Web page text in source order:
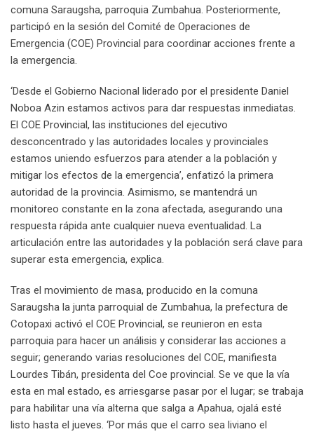
comuna Saraugsha, parroquia Zumbahua. Posteriormente,
participó en la sesión del Comité de Operaciones de
Emergencia (COE) Provincial para coordinar acciones frente a
la emergencia.
‘Desde el Gobierno Nacional liderado por el presidente Daniel
Noboa Azin estamos activos para dar respuestas inmediatas.
El COE Provincial, las instituciones del ejecutivo
desconcentrado y las autoridades locales y provinciales
estamos uniendo esfuerzos para atender a la población y
mitigar los efectos de la emergencia’, enfatizó la primera
autoridad de la provincia. Asimismo, se mantendrá un
monitoreo constante en la zona afectada, asegurando una
respuesta rápida ante cualquier nueva eventualidad. La
articulación entre las autoridades y la población será clave para
superar esta emergencia, explica.
Tras el movimiento de masa, producido en la comuna
Saraugsha la junta parroquial de Zumbahua, la prefectura de
Cotopaxi activó el COE Provincial, se reunieron en esta
parroquia para hacer un análisis y considerar las acciones a
seguir; generando varias resoluciones del COE, manifiesta
Lourdes Tibán, presidenta del Coe provincial. Se ve que la vía
esta en mal estado, es arriesgarse pasar por el lugar; se trabaja
para habilitar una vía alterna que salga a Apahua, ojalá esté
listo hasta el jueves. ‘Por más que el carro sea liviano el